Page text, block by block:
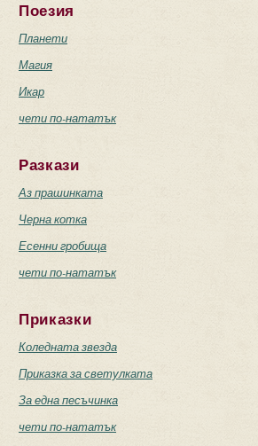
Поезия
Планети
Магия
Икар
чети по-нататък
Разкази
Аз прашинката
Черна котка
Есенни гробища
чети по-нататък
Приказки
Коледната звезда
Приказка за светулката
За една песъчинка
чети по-нататък